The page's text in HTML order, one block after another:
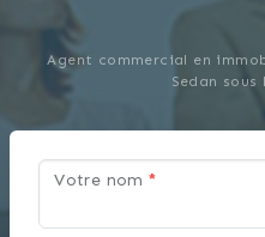
Agent commercial en
Sedan sous
Votre nom *